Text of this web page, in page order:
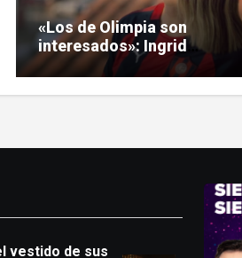
«Los de Olimpia son
interesados»: Ingrid
Noguera encendió el
debate sobre las hinchadas
vestido de sus